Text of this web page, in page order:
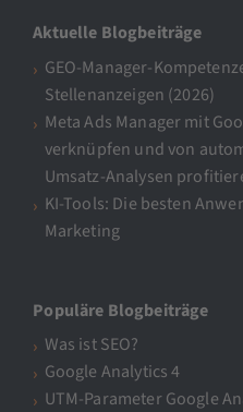
Aktuelle Blogbeiträge
GEO-Manager-
Stellenanzeigen (2026)
Meta Ads Manager mit
verknüpfen und von
Umsatz-Analysen
KI-Tools: Die besten
Marketing
Populäre Blogbeiträge
Was ist SEO?
Google Analytics 4
UTM-Parameter Google